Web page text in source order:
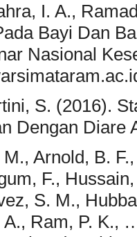
I. A.,
Bayi Dan
Nasional
S. (2016).
Dengan Diare
Arnold, B.
F.,
S. M.,
Ram, P. K.,